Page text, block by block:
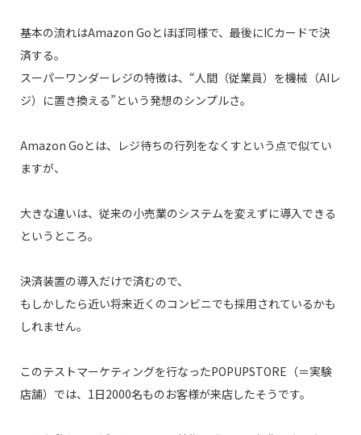
基本の流れはAmazon Goとほぼ同様で、最後にICカードで決
済する。
スーパーワンダーレジの特徴は、“人間（従業員）を機械（AIレ
ジ）に置き換える”という発想のシンプルさ。
Amazon Goとは、レジ待ちの行列をなくすという点で似てい
ますが、
大きな違いは、従来の小売業のシステムを変えずに導入できる
というところ。
決済装置の導入だけで済むので、
もしかしたら近い将来近くのコンビニでも採用されているかも
しれません。
このテストマーケティングを行なったPOPUPSTORE（＝実験
店舗）では、1日2000名ものお客様が来店したそうです。